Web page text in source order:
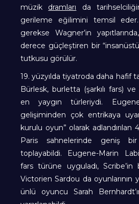
müzik dramları da
gerileme eğilimini temsil
gerekse Wagner’in
derece güçleştiren bir
tutkusu görülür.
19. yüzyılda tiyatroda daha hafif
Bürlesk, burletta (şarkılı fars)
en yaygın türleriydi.
gelişiminden çok entrikaya
kurulu oyun” olarak adlandırılan
Paris sahnelerinde geniş bir
toplayabildi. Eugene-Marin
fars türüne uyguladı,
Victorien Sardou da oyunlarının
ünlü oyuncu Sarah